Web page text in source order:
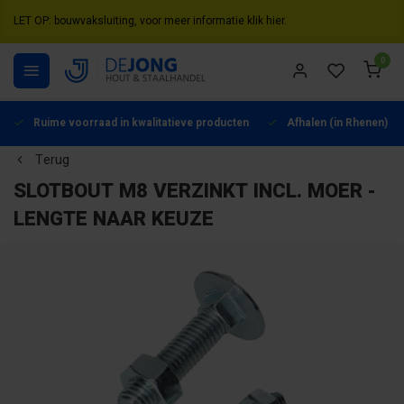
LET OP: bouwvaksluiting, voor meer informatie klik hier.
0
Ruime voorraad in kwalitatieve producten Afhalen (in Rhenen)
Terug
SLOTBOUT M8 VERZINKT INCL. MOER -
LENGTE NAAR KEUZE